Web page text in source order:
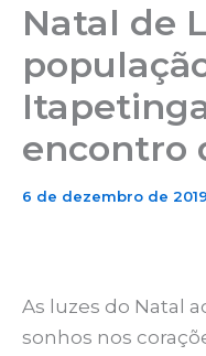
Natal de
encontro
6 de dezembro de 2019
As luzes do Natal
sonhos nos